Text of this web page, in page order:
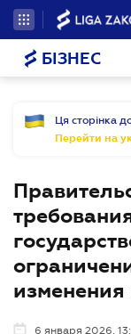
БІЗНЕС
Ця сторінка
Перейти на
6 января 2026,